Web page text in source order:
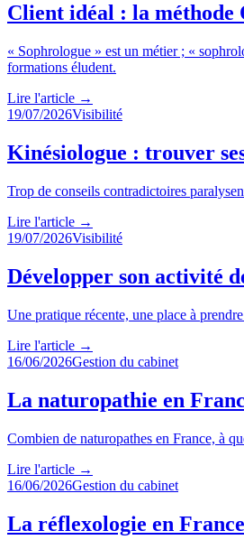
Client idéal : la
« Sophrologue » est un métier ; «
formations éludent.
Lire l'article →
19/07/2026Visibilité
Kinésiologue : trouver
Trop de conseils contradictoires
Lire l'article →
19/07/2026Visibilité
Développer son activité
Une pratique récente, une place à
Lire l'article →
16/06/2026Gestion du cabinet
La naturopathie en
Combien de naturopathes en France, à
Lire l'article →
16/06/2026Gestion du cabinet
La réflexologie en